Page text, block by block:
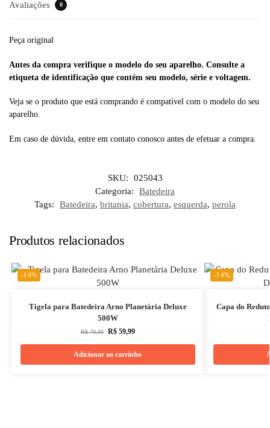
Avaliações 0
Peça original
Antes da compra verifique o modelo do seu aparelho. Consulte a
etiqueta de identificação que contém seu modelo, série e voltagem.
Veja se o produto que está comprando é compatível com o modelo do seu
aparelho.
Em caso de dúvida, entre em contato conosco antes de efetuar a compra.
SKU:
025043
Categoria:
Batedeira
Tags:
Batedeira, britania, cobertura, esquerda, perola
Produtos relacionados
-14%
Tigela para Batedeira Arno Planetária Deluxe
500W
R$70,00 R$59,99
Adicionar ao carrinho
-14%
Capa do